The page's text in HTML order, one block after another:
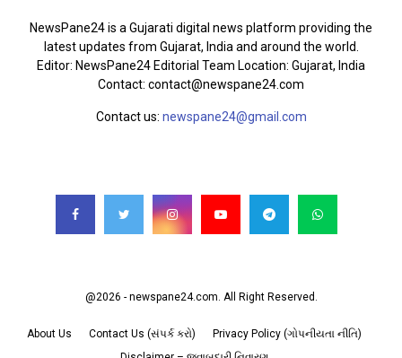
NewsPane24 is a Gujarati digital news platform providing the
latest updates from Gujarat, India and around the world.
Editor: NewsPane24 Editorial Team Location: Gujarat, India
Contact: contact@newspane24.com
Contact us: newspane24@gmail.com
@2026 - newspane24.com. All Right Reserved.
About Us Contact Us (સંપર્ક કરો)
Privacy Policy (ગોપનીયતા નીતિ)